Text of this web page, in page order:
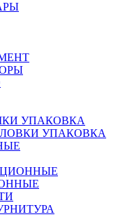
УПАКОВКА
УПАКОВКА